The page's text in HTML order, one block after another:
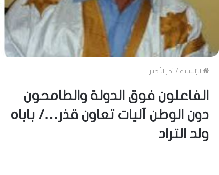
الرئيسية / آخر الأخبار
الفاعلون فوق الدولة والطامحون
دون الوطن آليات تعاون قذر…/ باباه
ولد التراد